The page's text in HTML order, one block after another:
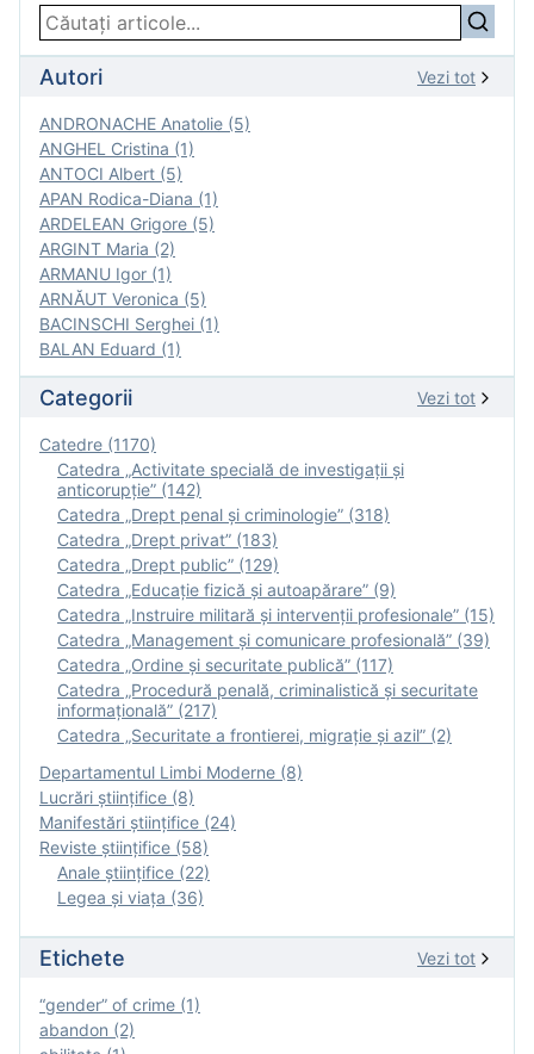
Autori Vezi tot
ANDRONACHE Anatolie (5)
ANGHEL Cristina (1)
ANTOCI Albert (5)
APAN Rodica-Diana (1)
ARDELEAN Grigore (5)
ARGINT Maria (2)
ARMANU Igor (1)
ARNĂUT Veronica (5)
BACINSCHI Serghei (1)
BALAN Eduard (1)
Categorii Vezi tot
Catedre (1170)
Catedra „Activitate specială de investigaţii şi
anticorupție” (142)
Catedra „Drept penal și criminologie” (318)
Catedra „Drept privat” (183)
Catedra „Drept public” (129)
Catedra „Educație fizică şi autoapărare” (9)
Catedra „Instruire militară şi intervenţii profesionale” (15)
Catedra „Management și comunicare profesională” (39)
Catedra „Ordine și securitate publică” (117)
Catedra „Procedură penală, criminalistică și securitate
informațională” (217)
Catedra „Securitate a frontierei, migrație și azil” (2)
Departamentul Limbi Moderne (8)
Lucrări științifice (8)
Manifestări ştiinţifice (24)
Reviste ştiinţifice (58)
Anale ştiinţifice (22)
Legea şi viaţa (36)
Etichete Vezi tot
“gender” of crime (1)
abandon (2)